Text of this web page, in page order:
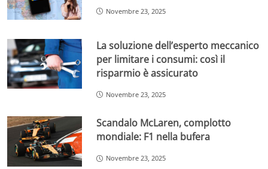
Novembre 23, 2025
La soluzione dell’esperto meccanico
per limitare i consumi: così il
risparmio è assicurato
Novembre 23, 2025
Scandalo McLaren, complotto
mondiale: F1 nella bufera
Novembre 23, 2025